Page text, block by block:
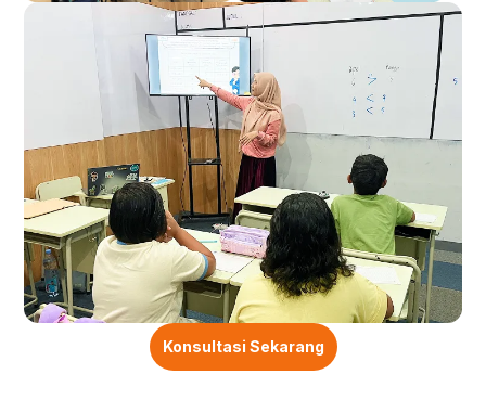
Konsultasi Sekarang